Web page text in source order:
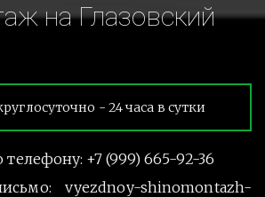
на Глазовский
- 24 часа в сутки
телефону: +7 (999) 665-92-36
vyezdnoy-shinomontazh-